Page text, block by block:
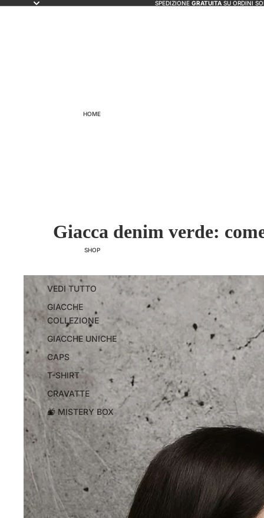
SPEDIZIONE GRATUITA SU ORDINI
HOME
SHOP
VEDI TUTTO
GIACCHE
COLLEZIONE
GIACCHE UNICHE
CAPS
T-SHIRT
CRAVATTE
🎁 MISTERY BOX
Giacca denim verde: